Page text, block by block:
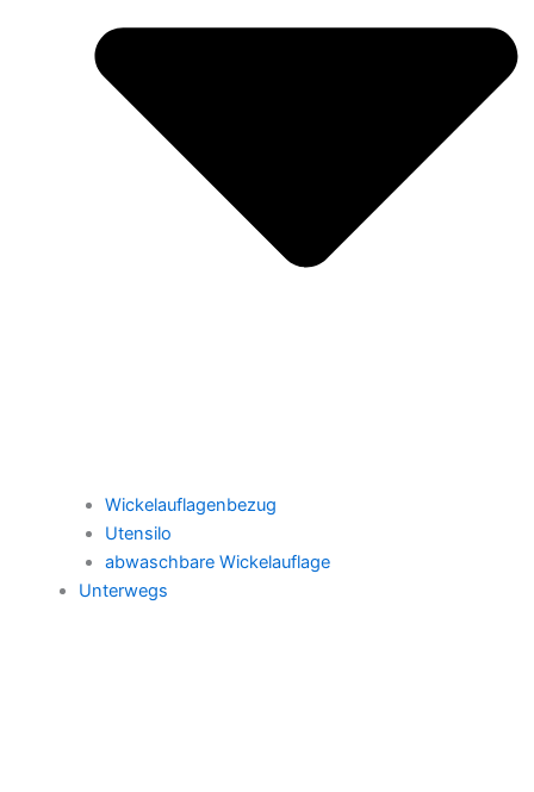
Wickelauflagenbezug
Utensilo
abwaschbare Wickelauflage
Unterwegs